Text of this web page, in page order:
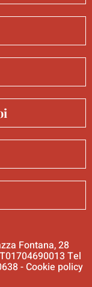
Fontana, 28
Tel
-Cookie policy